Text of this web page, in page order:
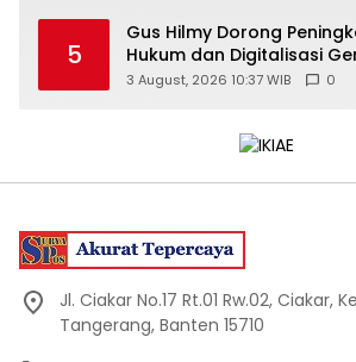
5
Gus Hilmy Dorong
Hukum dan Digitalisasi
Meningkatkan Kualitas PMII
3 August, 2026 10:37 WIB 0
Jl. Ciakar No.17 Rt.01 Rw.02, Ciakar,
Tangerang, Banten 15710